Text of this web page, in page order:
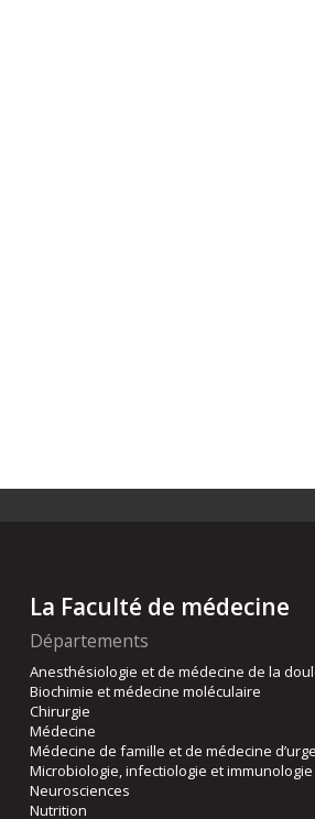
La Faculté de médecine
Départements
Anesthésiologie et de médecine de la
Biochimie et médecine moléculaire
Chirurgie
Médecine
Médecine de famille et de médecine
Microbiologie, infectiologie et immunologie
Neurosciences
Nutrition